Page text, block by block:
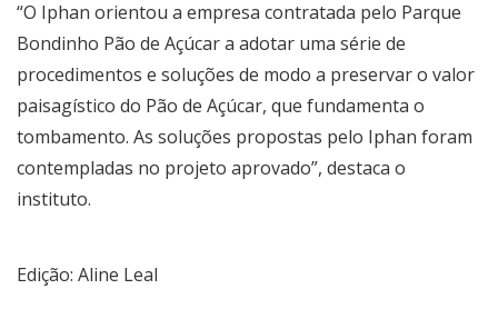
“O Iphan orientou a empresa contratada pelo Parque
Bondinho Pão de Açúcar a adotar uma série de
procedimentos e soluções de modo a preservar o valor
paisagístico do Pão de Açúcar, que fundamenta o
tombamento. As soluções propostas pelo Iphan foram
contempladas no projeto aprovado”, destaca o
instituto.
Edição: Aline Leal